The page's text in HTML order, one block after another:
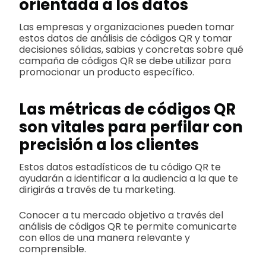
orientada a los datos
Las empresas y organizaciones pueden tomar
estos datos de análisis de códigos QR y tomar
decisiones sólidas, sabias y concretas sobre qué
campaña de códigos QR se debe utilizar para
promocionar un producto específico.
Las métricas de códigos QR
son vitales para perfilar con
precisión a los clientes
Estos datos estadísticos de tu código QR te
ayudarán a identificar a la audiencia a la que te
dirigirás a través de tu marketing.
Conocer a tu mercado objetivo a través del
análisis de códigos QR te permite comunicarte
con ellos de una manera relevante y
comprensible.